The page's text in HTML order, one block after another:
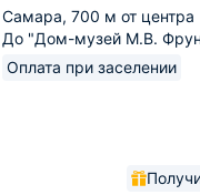
Самара, 700 м от центра
До "Дом-музей М.В.
Оплата при заселении